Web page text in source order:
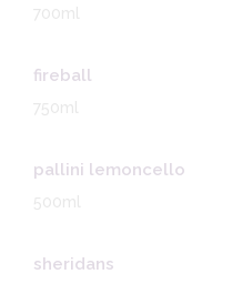
fireball
750ml
pallini lemoncello
500ml
sheridans